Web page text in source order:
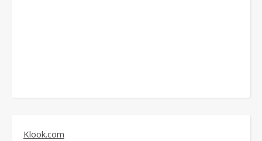
Klook.com